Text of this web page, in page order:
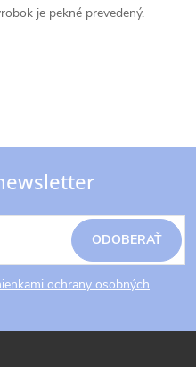
je pekné prevedený.
ochrany osobných
ODOBERAŤ